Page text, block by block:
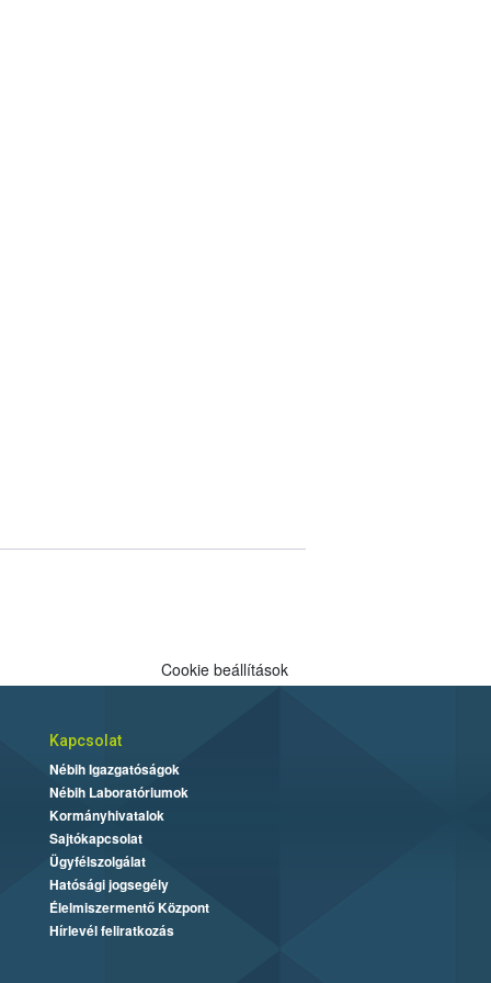
Cookie beállítások
Kapcsolat
Nébih Igazgatóságok
Nébih Laboratóriumok
Kormányhivatalok
Sajtókapcsolat
Ügyfélszolgálat
Hatósági jogsegély
Élelmiszermentő Központ
Hírlevél feliratkozás